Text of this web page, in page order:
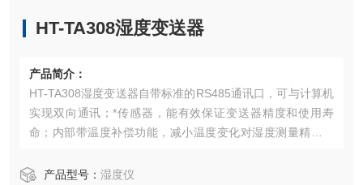
HT-TA308湿度变送器
产品简介：
HT-TA308湿度变送器自带标准的RS485通讯口，可与计算机
实现双向通讯；*传感器，能有效保证变送器精度和使用寿
命；内部带温度补偿功能，减小温度变化对湿度测量精度的
产品型号： 湿度仪